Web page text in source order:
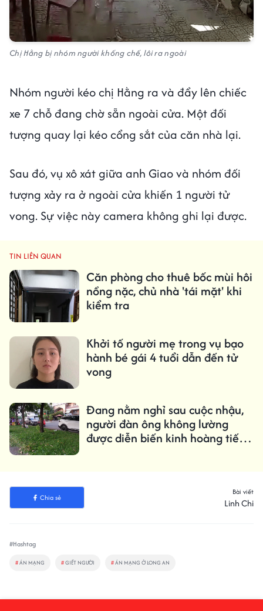
Chị Hằng bị nhóm người khống chế, lôi ra ngoài
Nhóm người kéo chị Hằng ra và đẩy lên chiếc
xe 7 chỗ đang chờ sẵn ngoài cửa. Một đối
tượng quay lại kéo cổng sắt của căn nhà lại.
Sau đó, vụ xô xát giữa anh Giao và nhóm đối
tượng xảy ra ở ngoài cửa khiến 1 người tử
vong. Sự việc này camera không ghi lại được.
TIN LIÊN QUAN
Căn phòng cho thuê bốc mùi hôi
nồng nặc, chủ nhà 'tái mặt' khi
kiểm tra
Khởi tố người mẹ trong vụ bạo
hành bé gái 4 tuổi dẫn đến tử
vong
Đang nằm nghỉ sau cuộc nhậu,
người đàn ông không lường
được diễn biến kinh hoàng tiếp
Chia sẻ
Bài viết
Linh Chi
#Hashtag
#ÁN MẠNG #GIẾT NGƯỜI #ÁN MẠNG Ở LONG AN